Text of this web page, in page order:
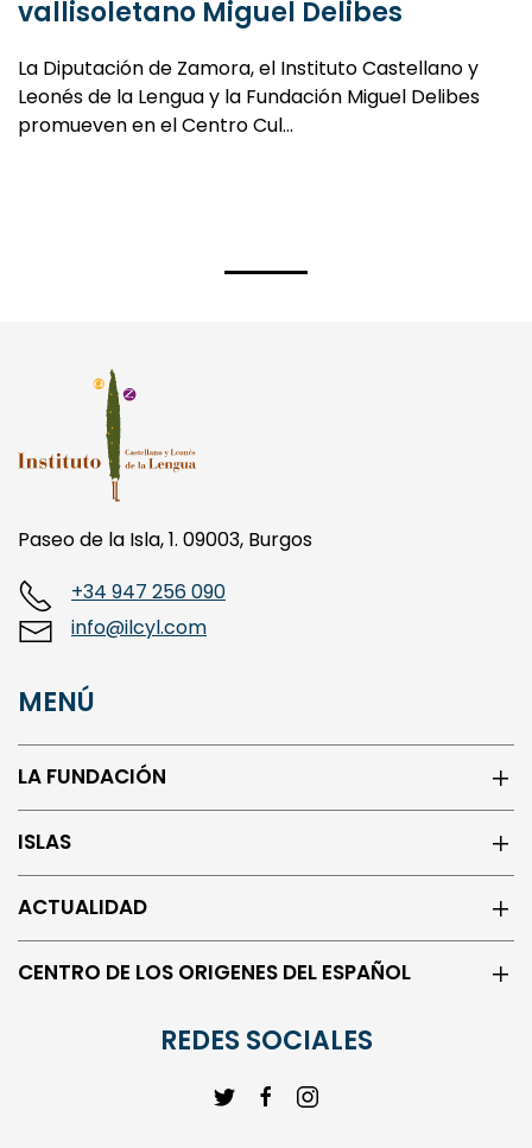
La Diputación de Zamora, el Instituto Castellano y
Leonés de la Lengua y la Fundación Miguel Delibes
promueven en el Centro Cul…
Paseo de la Isla, 1. 09003, Burgos
info@ilcyl.com
LA FUNDACIÓN
ISLAS
ACTUALIDAD
CENTRO DE LOS ORIGENES DEL ESPAÑOL